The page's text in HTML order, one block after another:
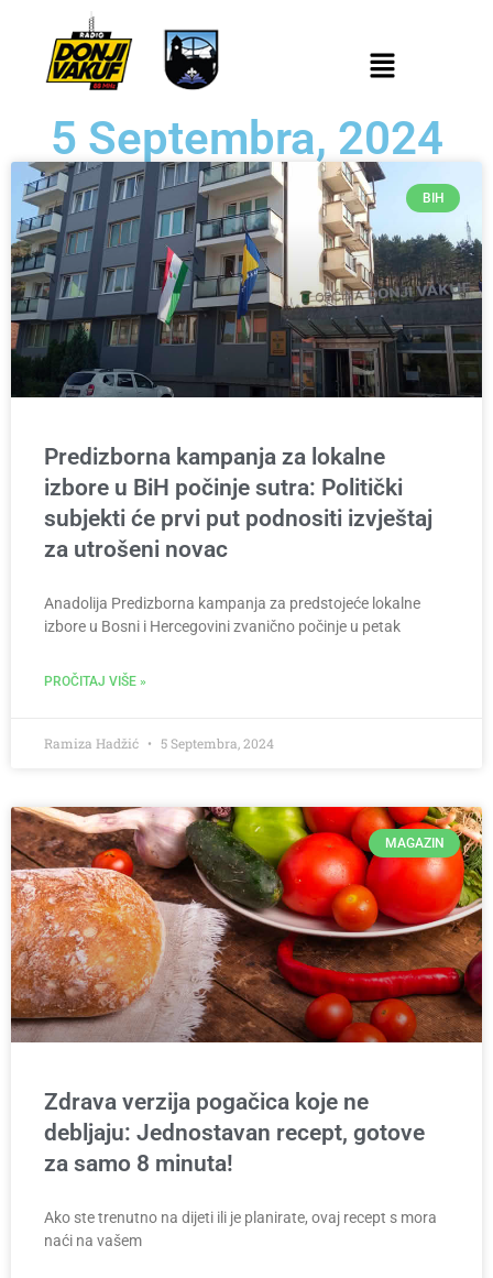
5 Septembra, 2024
BIH
Predizborna kampanja za lokalne
izbore u BiH počinje sutra: Politički
subjekti će prvi put podnositi izvještaj
za utrošeni novac
Anadolija Predizborna kampanja za predstojeće lokalne
izbore u Bosni i Hercegovini zvanično počinje u petak
PROČITAJ VIŠE »
Ramiza Hadžić 5 Septembra, 2024
MAGAZIN
Zdrava verzija pogačica koje ne
debljaju: Jednostavan recept, gotove
za samo 8 minuta!
Ako ste trenutno na dijeti ili je planirate, ovaj recept s mora
naći na vašem